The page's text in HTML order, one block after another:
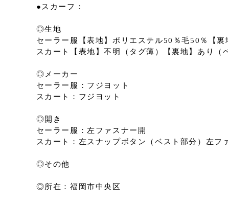
●スカーフ：
◎生地
セーラー服【表地】ポリエステル50％毛50％【
スカート【表地】不明（タグ薄）【裏地】あり（
◎メーカー
セーラー服：フジヨット
スカート：フジヨット
◎開き
セーラー服：左ファスナー開
スカート：左スナップボタン（ベスト部分）左フ
◎その他
◎所在：福岡市中央区